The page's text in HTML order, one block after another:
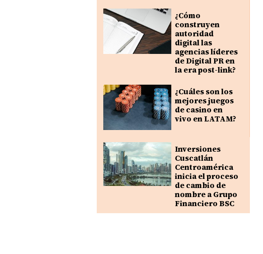
¿Cómo
construyen
autoridad
digital las
agencias líderes
de Digital PR en
la era post-link?
¿Cuáles son los
mejores juegos
de casino en
vivo en LATAM?
Inversiones
Cuscatlán
Centroamérica
inicia el proceso
de cambio de
nombre a Grupo
Financiero BSC